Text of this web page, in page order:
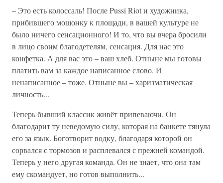
– Это есть колоссаль! После Pussi Riot и художника,
прибившего мошонку к площади, в вашей культуре не
было ничего сенсационного! И то, что вы вчера бросили
в лицо своим благодетелям, сенсация. Для нас это
конфетка. А для вас это – ваш хлеб. Отныне мы готовы
платить вам за каждое написанное слово. И
ненаписанное – тоже. Отныне вы – харизматическая
личность...
Теперь бывший классик живёт припеваючи. Он
благодарит ту неведомую силу, которая на банкете тянула
его за язык. Боготворит водку, благодаря которой он
сорвался с тормозов и расплевался с прежней командой.
Теперь у него другая команда. Он не знает, что она там
ему скомандует, но готов выполнить...